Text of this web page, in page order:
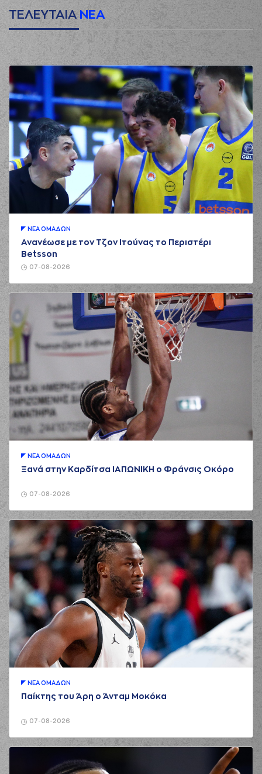
ΤΕΛΕΥΤΑΙΑ ΝΕΑ
07-08-2026
ΝΕA ΟΜAΔΩΝ
Ανανέωσε με τον Τζον Ιτούνας το Περιστέρι
Betsson
07-08-2026
ΝΕA ΟΜAΔΩΝ
Ξανά στην Καρδίτσα ΙΑΠΩΝΙΚΗ ο Φράνσις Οκόρο
07-08-2026
ΝΕA ΟΜAΔΩΝ
Παίκτης του Άρη ο Άνταμ Μοκόκα